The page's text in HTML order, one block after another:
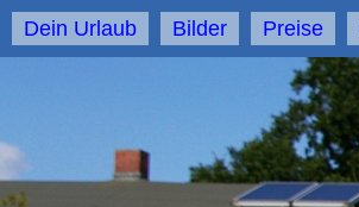
Dein Urlaub Bilder Preise